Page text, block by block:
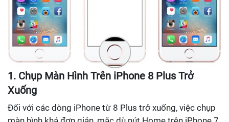
1. Chụp Màn Hình Trên iPhone 8 Plus Trở
Xuống
Đối với các dòng iPhone từ 8 Plus trở xuống, việc chụp